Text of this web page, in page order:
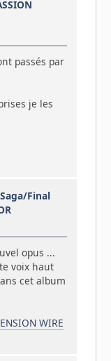
passés par
je les
Final
opus ...
voix haut
cet album
WIRE